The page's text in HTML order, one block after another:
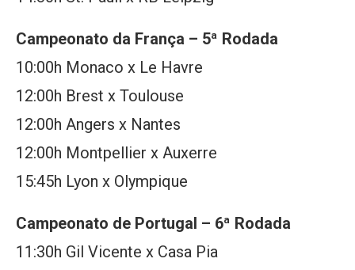
Campeonato da França – 5ª Rodada
10:00h Monaco x Le Havre
12:00h Brest x Toulouse
12:00h Angers x Nantes
12:00h Montpellier x Auxerre
15:45h Lyon x Olympique
Campeonato de Portugal – 6ª Rodada
11:30h Gil Vicente x Casa Pia